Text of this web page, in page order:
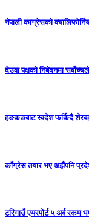
नेपाली काग्रेसको
देउवा पक्षको निबेदनमा
हङकङबाट स्वदेश फर्किदै
काँग्रेस तयार भए अझैंपनि
टरिगाउँ एयरपोर्ट ५ अर्ब